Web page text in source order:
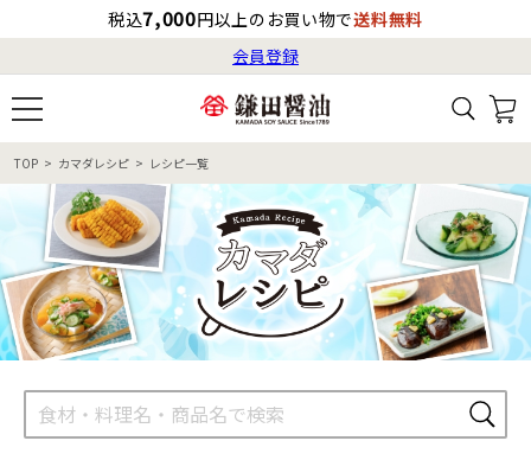
税込7,000円以上のお買い物で送料無料
会員登録
ログイン
会員登録
すべての商品一覧
商品カテゴリ
ギフト
自由な詰め合わせ
すべてから検索
カタログ番号・記号検索
レシピ検索
TOP カマダレシピ レシピ一覧
最短お届け日（国内）の目安
8月8日
13:00
へのお届け予定日は
8月9日（日）です。